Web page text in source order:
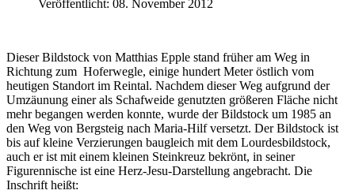
Veröffentlicht: 08. November 2012
Dieser Bildstock von Matthias Epple stand früher am Weg in
Richtung zum Hoferwegle, einige hundert Meter östlich vom
heutigen Standort im Reintal. Nachdem dieser Weg aufgrund der
Umzäunung einer als Schafweide genutzten größeren Fläche nicht
mehr begangen werden konnte, wurde der Bildstock um 1985 an
den Weg von Bergsteig nach Maria-Hilf versetzt. Der Bildstock ist
bis auf kleine Verzierungen baugleich mit dem Lourdesbildstock,
auch er ist mit einem kleinen Steinkreuz bekrönt, in seiner
Figurennische ist eine Herz-Jesu-Darstellung angebracht. Die
Inschrift heißt: